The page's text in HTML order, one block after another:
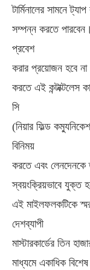
টার্মিনালের সামনে
সম্পন্ন করতে পারবেন।
প্রবেশ
করার প্রয়োজন হবে
করতে এই কন্টাক্টলেস
সি
(নিয়ার ফিল্ড
বিনিময়
করতে এবং লেনদেনকে
স্বয়ংক্রিয়ভাবে যুক্ত
এই মাইলফলকটিকে
দেশব্যাপী
মাস্টারকার্ডের তিন
মাধ্যমে একাধিক